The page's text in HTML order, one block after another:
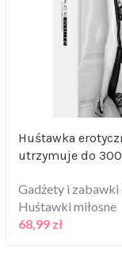
Huśtawka
utrzymuje do
Gadżety i
Huśtawki miłosne
68,99 zł